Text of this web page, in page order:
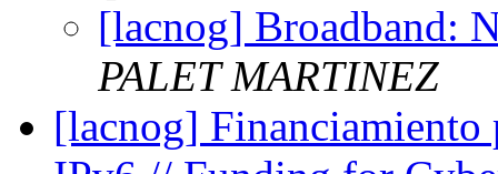
[lacnog] Broadband:
PALET MARTINEZ
[lacnog] Financiamiento